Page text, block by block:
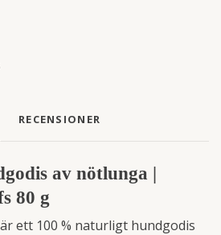
RECENSIONER
av nötlunga |
80 g
ett 100 % naturligt hundgodis